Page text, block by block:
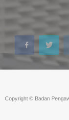
Copyright © Badan